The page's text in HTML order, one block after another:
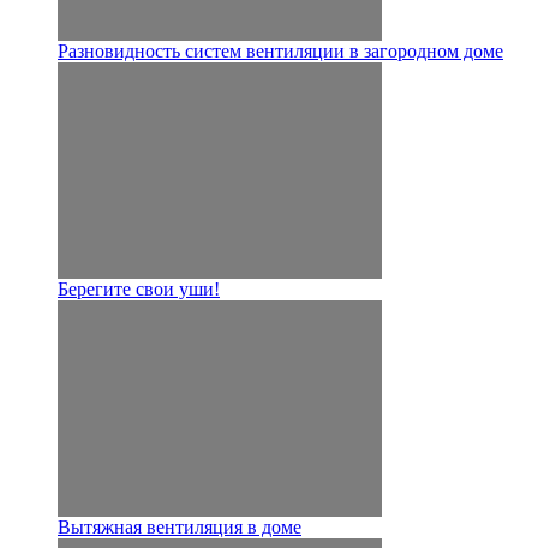
Разновидность систем вентиляции в загородном доме
Берегите свои уши!
Вытяжная вентиляция в доме